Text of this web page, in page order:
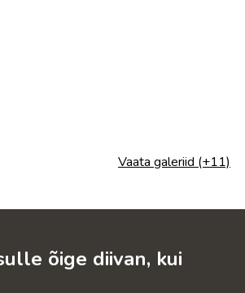
Vaata galeriid (+11)
õige diivan, kui